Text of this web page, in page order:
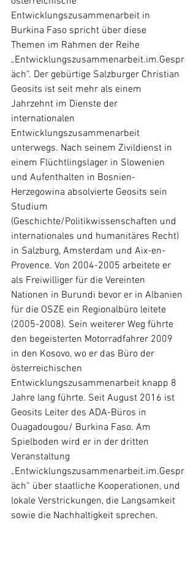
Entwicklungszusammenarbeit in
Burkina Faso spricht über diese
Themen im Rahmen der Reihe
„Entwicklungszusammenarbeit.im.Gespr
äch“. Der gebürtige Salzburger Christian
Geosits ist seit mehr als einem
Jahrzehnt im Dienste der
internationalen
Entwicklungszusammenarbeit
unterwegs. Nach seinem Zivildienst in
einem Flüchtlingslager in Slowenien
und Aufenthalten in Bosnien-
Herzegowina absolvierte Geosits sein
Studium
(Geschichte/Politikwissenschaften und
internationales und humanitäres Recht)
in Salzburg, Amsterdam und Aix-en-
Provence. Von 2004-2005 arbeitete er
als Freiwilliger für die Vereinten
Nationen in Burundi bevor er in Albanien
für die OSZE ein Regionalbüro leitete
(2005-2008). Sein weiterer Weg führte
den begeisterten Motorradfahrer 2009
in den Kosovo, wo er das Büro der
österreichischen
Entwicklungszusammenarbeit knapp 8
Jahre lang führte. Seit August 2016 ist
Geosits Leiter des ADA-Büros in
Ouagadougou/ Burkina Faso. Am
Spielboden wird er in der dritten
Veranstaltung
„Entwicklungszusammenarbeit.im.Gespr
äch“ über staatliche Kooperationen, und
lokale Verstrickungen, die Langsamkeit
sowie die Nachhaltigkeit sprechen.